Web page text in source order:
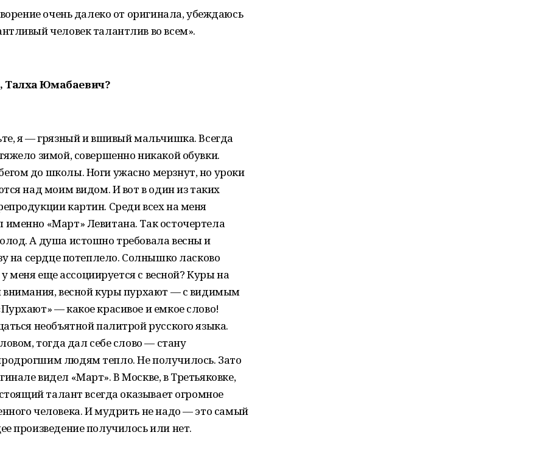
очень далеко от оригинала, убеждаюсь
человек талантлив во всем».
Талха Юмабаевич?
я — грязный и вшивый мальчишка. Всегда
зимой, совершенно никакой обувки.
до школы. Ноги ужасно мерзнут, но уроки
над моим видом. И вот в один из таких
картин. Среди всех на меня
«Март» Левитана. Так осточертела
А душа истошно требовала весны и
на сердце потеплело. Солнышко ласково
у меня еще ассоциируется с весной? Куры на
весной куры пурхают — с видимым
— какое красивое и емкое слово!
необъятной палитрой русского языка.
тогда дал себе слово — стану
людям тепло. Не получилось. Зато
видел «Март». В Москве, в Третьяковке,
талант всегда оказывает огромное
человека. И мудрить не надо — это самый
произведение получилось или нет.